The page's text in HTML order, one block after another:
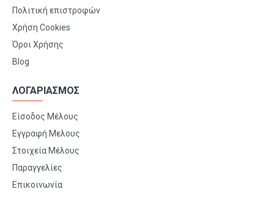
Πολιτική επιστροφών
Χρήση Cookies
Όροι Χρήσης
Blog
ΛΟΓΑΡΙΑΣΜΟΣ
Είσοδος Μέλους
Εγγραφή Μελους
Στοιχεία Μέλους
Παραγγελίες
Επικοινωνία